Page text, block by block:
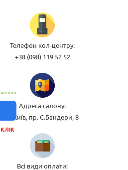
Телефон кол-центру:
+38 (098) 119 52 52
Адреса салону:
м.Київ, пр. С.Бандери, 8
Всі види оплати: